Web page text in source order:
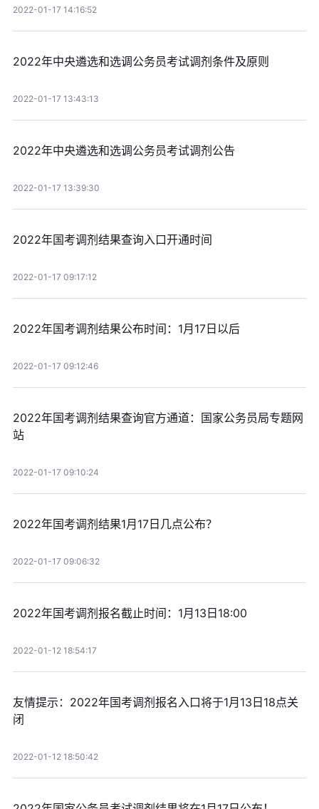
2022-01-17 14:16:52
2022年中央遴选和选调公务员考试调剂条件及原则
2022-01-17 13:43:13
2022年中央遴选和选调公务员考试调剂公告
2022-01-17 13:39:30
2022年国考调剂结果查询入口开通时间
2022-01-17 09:17:12
2022年国考调剂结果公布时间：1月17日以后
2022-01-17 09:12:46
2022年国考调剂结果查询官方通道：国家公务员局专题网
站
2022-01-17 09:10:24
2022年国考调剂结果1月17日几点公布？
2022-01-17 09:06:32
2022年国考调剂报名截止时间：1月13日18:00
2022-01-12 18:54:17
友情提示：2022年国考调剂报名入口将于1月13日18点关
闭
2022-01-12 18:50:42